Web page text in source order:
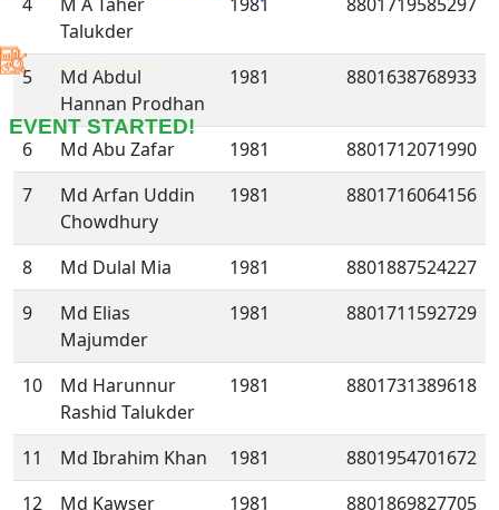
২৭ ডিসেম্বর, ২০২৫
EVENT STARTED!
Talukder
5
Md Abdul
Hannan Prodhan
1981 8801638768933
6 Md Abu Zafar 1981
8801712071990
7
Md Arfan Uddin
Chowdhury
1981 8801716064156
8 Md Dulal Mia 1981
8801887524227
9
Md Elias
Majumder
1981 8801711592729
10
Md Harunnur
Rashid Talukder
1981 8801731389618
11 Md Ibrahim Khan 1981
8801954701672
12
Md Kawser
1981 8801869827705